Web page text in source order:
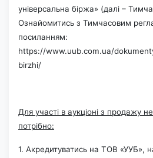
універсальна біржа» (далі –
Ознайомитись з Тимчасовим
посиланням:
https://www.uub.com.ua/
birzhi/
Для участі в аукціоні з продажу
потрібно:
1. Акредитуватись на ТОВ «УУБ»,